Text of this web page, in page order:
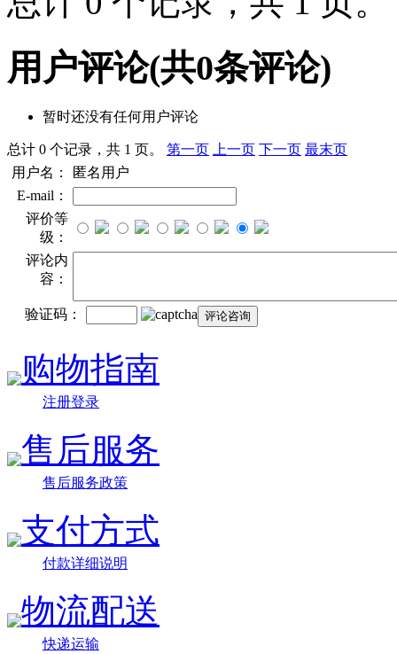
用户评论(共0条评论)
暂时还没有任何用户评论
总计 0 个记录，共 1 页。 第一页 上一页 下一页 最末页
用户名：
匿名用户
E-mail：
评价等
级：
评论内
容：
验证码：
购物指南
注册登录
售后服务
售后服务政策
支付方式
付款详细说明
物流配送
快递运输